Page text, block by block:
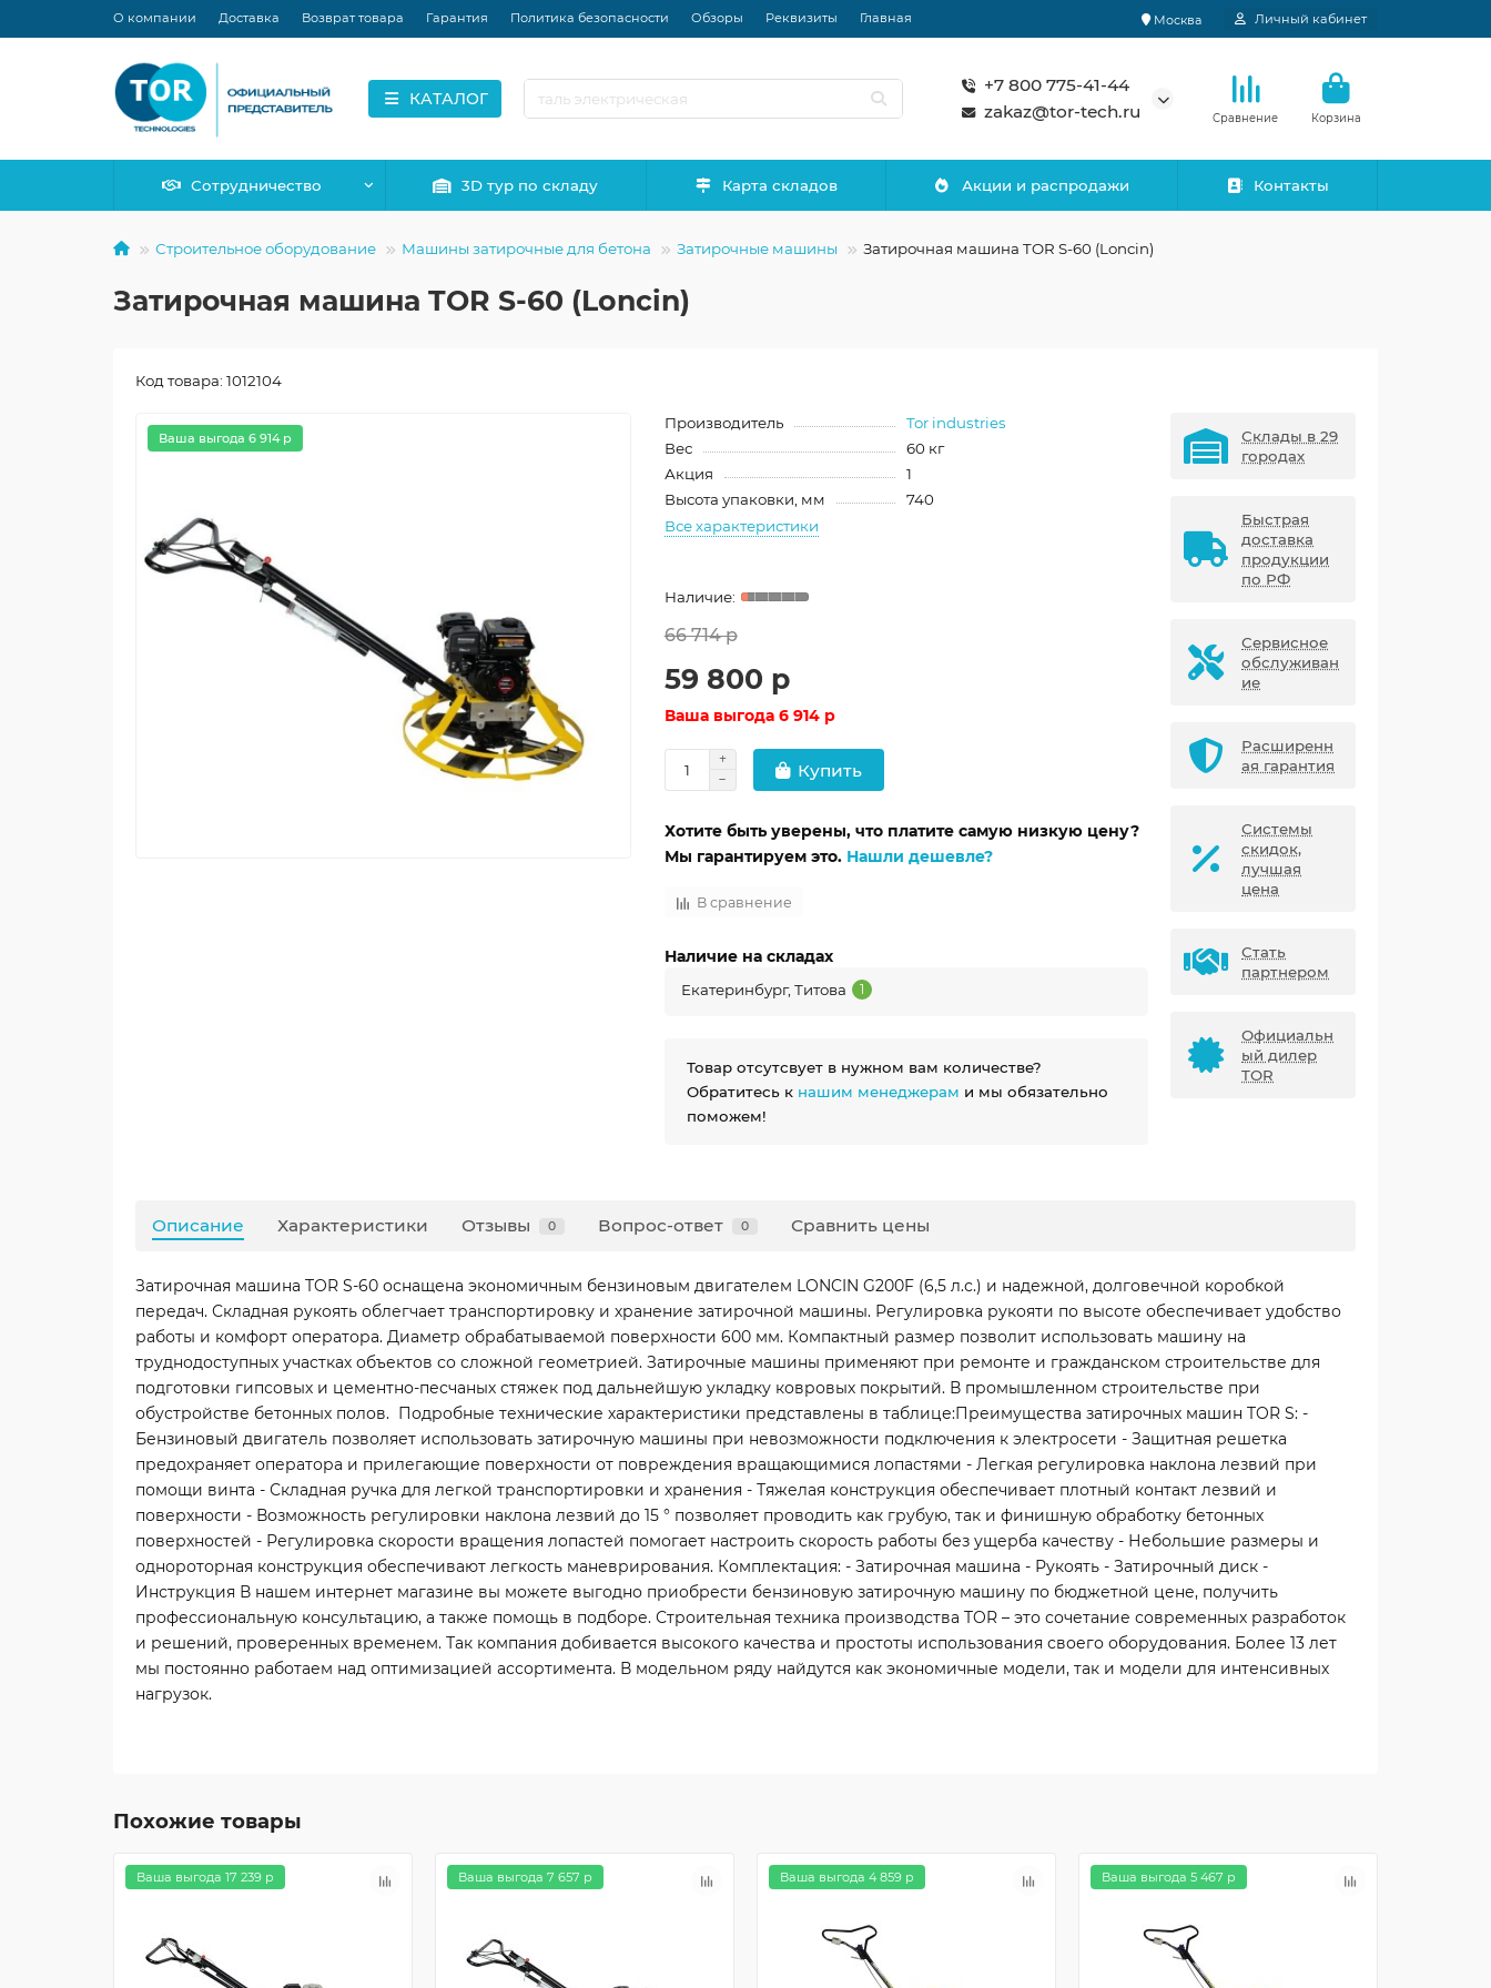
О компании Доставка Возврат товара Гарантия Политика безопасности Обзоры Реквизиты Главная Москва Личный кабинет
КАТАЛОГ
+7 800 775-41-44
zakaz@tor-tech.ru
Сравнение Корзина
Сотрудничество 3D тур по складу Карта складов Акции и распродажи Контакты
Строительное оборудование Машины затирочные для бетона Затирочные машины Затирочная машина TOR S-60 (Loncin)
Затирочная машина TOR S-60 (Loncin)
Код товара: 1012104
Ваша выгода 6 914 р
Производитель
Tor industries
Вес
60 кг
Акция
1
Высота упаковки, мм
740
Все характеристики
66 714 р
59 800 р
Ваша выгода 6 914 р
Купить
Хотите быть уверены, что платите самую низкую цену?
Мы гарантируем это. Нашли дешевле?
В сравнение
Наличие на складах
Екатеринбург, Титова 1
Товар отсутсвует в нужном вам количестве?
Обратитесь к нашим менеджерам и мы обязательно
поможем!
Склады в 29
городах
Быстрая
доставка
продукции
по РФ
Сервисное
обслуживан
ие
Расширенн
ая гарантия
Системы
скидок,
лучшая
цена
Стать
партнером
Официальн
ый дилер
TOR
Описание Характеристики Отзывы 0 Вопрос-ответ 0 Сравнить цены
Затирочная машина TOR S-60 оснащена экономичным бензиновым двигателем LONCIN G200F (6,5 л.с.) и надежной, долговечной коробкой
передач. Складная рукоять облегчает транспортировку и хранение затирочной машины. Регулировка рукояти по высоте обеспечивает удобство
работы и комфорт оператора. Диаметр обрабатываемой поверхности 600 мм. Компактный размер позволит использовать машину на
труднодоступных участках объектов со сложной геометрией. Затирочные машины применяют при ремонте и гражданском строительстве для
подготовки гипсовых и цементно-песчаных стяжек под дальнейшую укладку ковровых покрытий. В промышленном строительстве при
обустройстве бетонных полов. Подробные технические характеристики представлены в таблице:Преимущества затирочных машин TOR S: -
Бензиновый двигатель позволяет использовать затирочную машины при невозможности подключения к электросети - Защитная решетка
предохраняет оператора и прилегающие поверхности от повреждения вращающимися лопастями - Легкая регулировка наклона лезвий при
помощи винта - Складная ручка для легкой транспортировки и хранения - Тяжелая конструкция обеспечивает плотный контакт лезвий и
поверхности - Возможность регулировки наклона лезвий до 15 ° позволяет проводить как грубую, так и финишную обработку бетонных
поверхностей - Регулировка скорости вращения лопастей помогает настроить скорость работы без ущерба качеству - Небольшие размеры и
однороторная конструкция обеспечивают легкость маневрирования. Комплектация: - Затирочная машина - Рукоять - Затирочный диск -
Инструкция В нашем интернет магазине вы можете выгодно приобрести бензиновую затирочную машину по бюджетной цене, получить
профессиональную консультацию, а также помощь в подборе. Строительная техника производства TOR – это сочетание современных разработок
и решений, проверенных временем. Так компания добивается высокого качества и простоты использования своего оборудования. Более 13 лет
мы постоянно работаем над оптимизацией ассортимента. В модельном ряду найдутся как экономичные модели, так и модели для интенсивных
нагрузок.
Похожие товары
Ваша выгода 17 239 р Ваша выгода 7 657 р Ваша выгода 4 859 р Ваша выгода 5 467 р